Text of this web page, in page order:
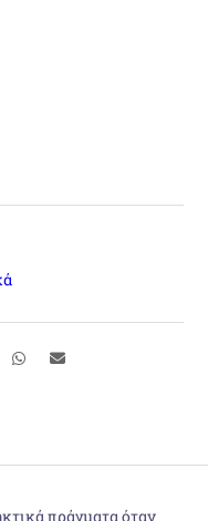
πράγµατα όταν